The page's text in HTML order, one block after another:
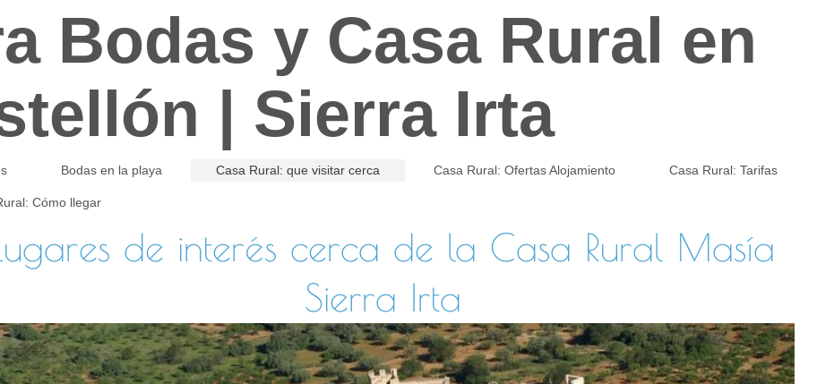
Bodas y Casa Rural en
| Sierra Irta
Bodas en la playa Casa Rural: que visitar cerca Casa Rural: Ofertas Alojamiento Casa Rural: Tarifas
Cómo llegar
de interés cerca de la Casa Rural Masía
Sierra Irta